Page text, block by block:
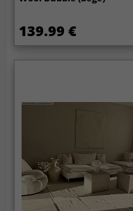
139.99 €